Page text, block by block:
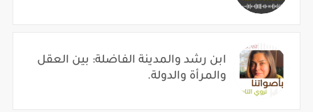
ابن رشد والمدينة الفاضلة: بين العقل
والمرأة والدولة.